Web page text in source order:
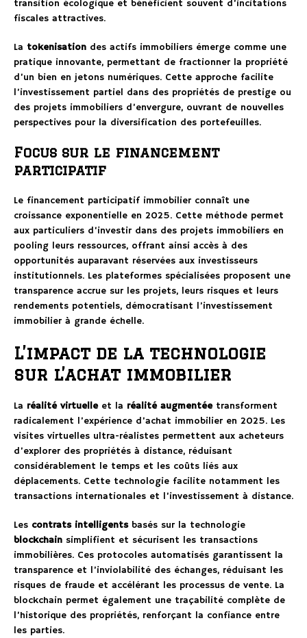
transition écologique et bénéficient souvent d’incitations
fiscales attractives.
La tokenisation des actifs immobiliers émerge comme une
pratique innovante, permettant de fractionner la propriété
d’un bien en jetons numériques. Cette approche facilite
l’investissement partiel dans des propriétés de prestige ou
des projets immobiliers d’envergure, ouvrant de nouvelles
perspectives pour la diversification des portefeuilles.
Focus sur le financement
participatif
Le financement participatif immobilier connaît une
croissance exponentielle en 2025. Cette méthode permet
aux particuliers d’investir dans des projets immobiliers en
pooling leurs ressources, offrant ainsi accès à des
opportunités auparavant réservées aux investisseurs
institutionnels. Les plateformes spécialisées proposent une
transparence accrue sur les projets, leurs risques et leurs
rendements potentiels, démocratisant l’investissement
immobilier à grande échelle.
L’impact de la technologie
sur l’achat immobilier
La réalité virtuelleet la réalité augmentéetransforment
radicalement l’expérience d’achat immobilier en 2025. Les
visites virtuelles ultra-réalistes permettent aux acheteurs
d’explorer des propriétés à distance, réduisant
considérablement le temps et les coûts liés aux
déplacements. Cette technologie facilite notamment les
transactions internationales et l’investissement à distance.
Les contrats intelligentsbasés sur la technologie
blockchain simplifient et sécurisent les transactions
immobilières. Ces protocoles automatisés garantissent la
transparence et l’inviolabilité des échanges, réduisant les
risques de fraude et accélérant les processus de vente. La
blockchain permet également une traçabilité complète de
l’historique des propriétés, renforçant la confiance entre
les parties.